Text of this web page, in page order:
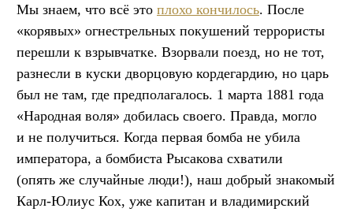
Мы знаем, что всё это плохо кончилось. После
«корявых» огнестрельных покушений террористы
перешли к взрывчатке. Взорвали поезд, но не тот,
разнесли в куски дворцовую кордегардию, но царь
был не там, где предполагалось. 1 марта 1881 года
«Народная воля» добилась своего. Правда, могло
и не получиться. Когда первая бомба не убила
императора, а бомбиста Рысакова схватили
(опять же случайные люди!), наш добрый знакомый
Карл-Юлиус Кох, уже капитан и владимирский